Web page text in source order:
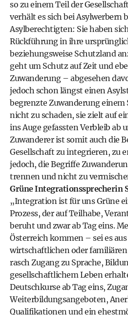
so zu einem Teil der
verhält es sich bei Asylwerbern
Asylberechtigten: Sie haben
Rückführung in ihre
beziehungsweise Schutzland
geht um Schutz auf Zeit und
Zuwanderung – abgesehen
jedoch schon längst einen
begrenzte Zuwanderung einem
nicht zu schaden, sie zielt auf
ins Auge gefassten Verbleib ab
Zuwanderer ist somit auch die
Gesellschaft zu integrieren, zu
jedoch, die Begriffe
trennen und nicht zu
Grüne Integrationssprecherin
„Integration ist für uns Grüne
Prozess, der auf Teilhabe,
beruht und zwar ab Tag eins.
Österreich kommen – sei es
wirtschaftlichen oder
rasch Zugang zu Sprache,
gesellschaftlichem Leben
Deutschkurse ab Tag eins,
Weiterbildungsangeboten,
Qualifikationen und ein